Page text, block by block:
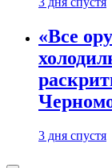
«Все
3 дня спустя